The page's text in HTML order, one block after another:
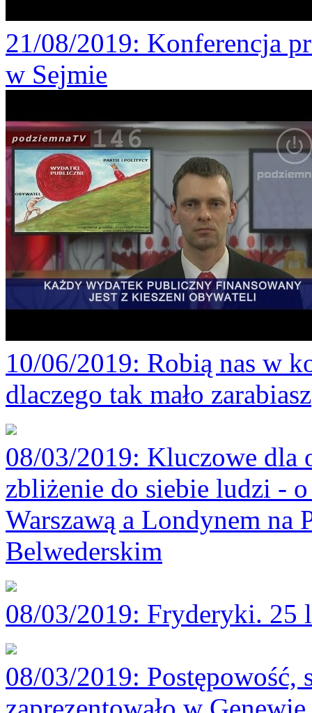
21/08/2019: Konferencja
w Sejmie
10/06/2019: Robią nas w
dlaczego tak mało zarabiasz
08/03/2019: Kluczowe dla
zbliżenie do siebie ludzi -
Warszawą a Londynem
Belwederskim
08/03/2019: Fryderyki. 25
08/03/2019: